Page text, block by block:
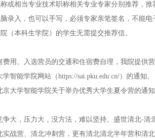
或相当专业技术职称相关专业专家分别推荐，
录入，也可以手写，必须专家亲笔签名，不能电
（本科生学院）的学生无需提交推荐信。
费用。入选营员的交通和住宿费自理，我院提供
智能学院网站（https://sai.pku.edu.cn/）的通知。
京大学智能学院关于举办优秀大学生夏令营的
争大，压力大，没方法，难以坚持。盛世清北-
实战营、清北冲刺营，更有清北清北半年营和清